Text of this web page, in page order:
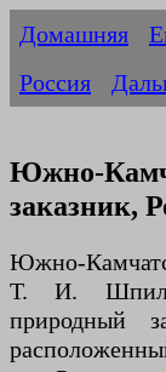
Домашняя
Россия
Южно-
заказник,
Южно-
Т. И.
природный